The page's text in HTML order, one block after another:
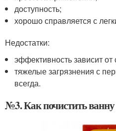
доступность;
хорошо справляется с
Недостатки:
эффективность зависит
тяжелые загрязнения с
всегда.
№3. Как почистить ванну